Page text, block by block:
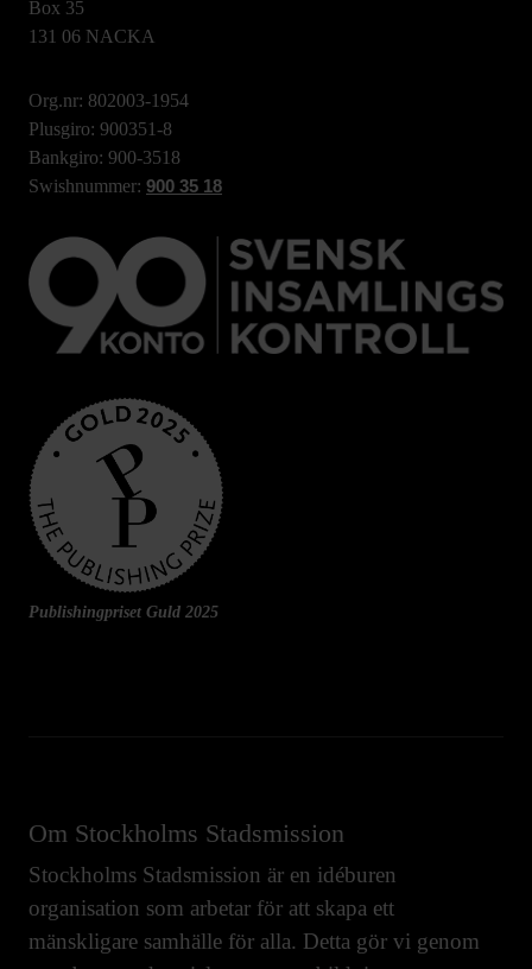
Box 35
131 06 NACKA
Org.nr: 802003-1954
Plusgiro: 900351-8
Bankgiro: 900-3518
Swishnummer: 900 35 18
Publishingpriset Guld 2025
Om Stockholms Stadsmission
Stockholms Stadsmission är en idéburen
organisation som arbetar för att skapa ett
mänskligare samhälle för alla. Detta gör vi genom